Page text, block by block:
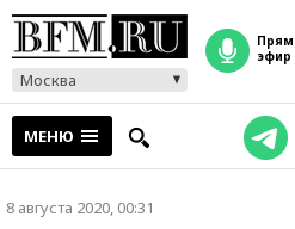
Москва
прямой
эфир
МЕНЮ
8 августа 2020, 00:31